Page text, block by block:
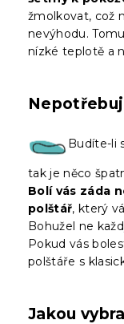
žmolkovat, což
nevýhodu.
nízké teplotě a
Budíte-li
tak je něco
Bolí vás záda
polštář, který
Bohužel ne
Pokud vás
polštáře s
Jakou